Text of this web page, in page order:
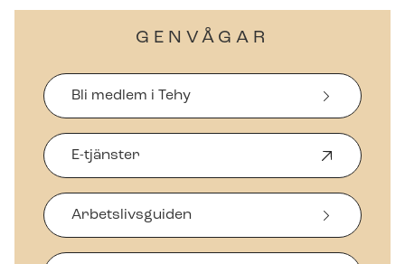
GENVÅGAR
Bli medlem i Tehy
E-tjänster
p
n
a
s
Arbetslivsguiden